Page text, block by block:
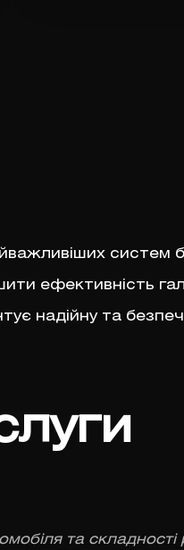
систем
ефективність
надійну та
та складності